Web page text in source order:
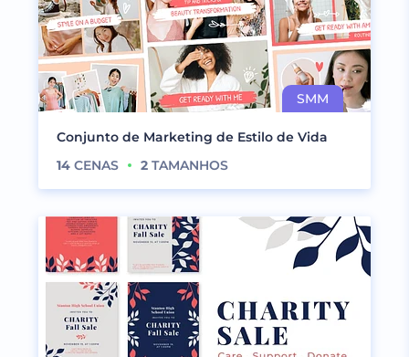
Conjunto de Marketing de Estilo de Vida
14 CENAS 2 TAMANHOS